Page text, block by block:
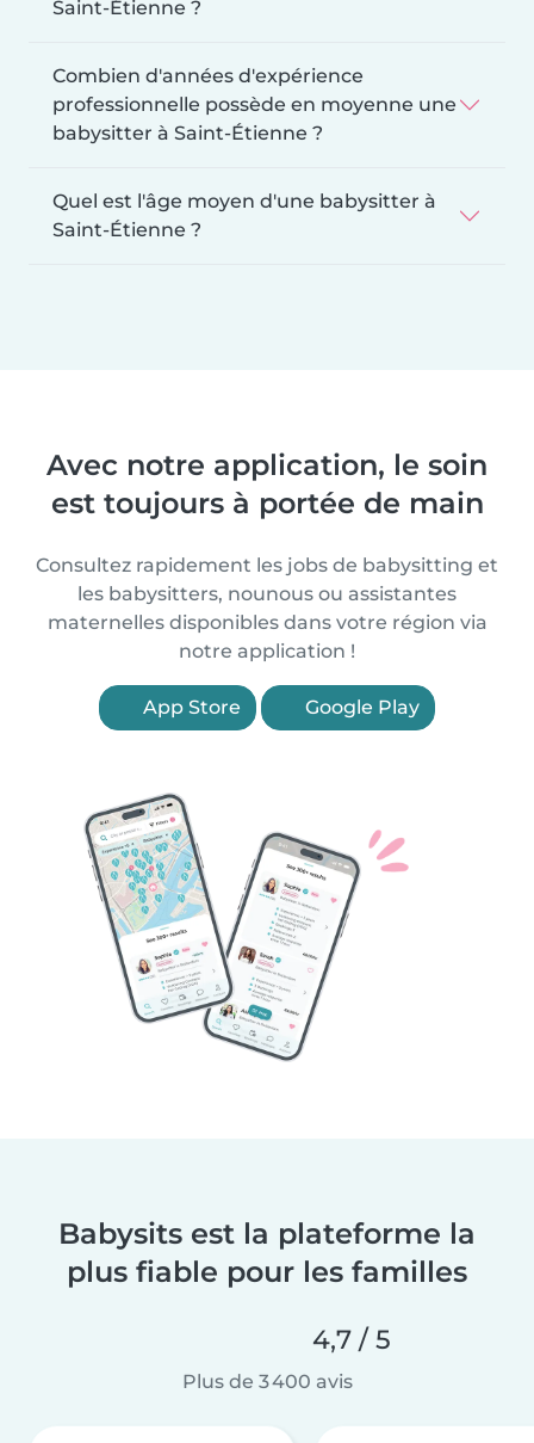
Saint-Étienne ?
Combien d'années d'expérience
professionnelle possède en moyenne une
babysitter à Saint-Étienne ?
Quel est l'âge moyen d'une babysitter à
Saint-Étienne ?
Avec notre application, le soin
est toujours à portée de main
Consultez rapidement les jobs de babysitting et
les babysitters, nounous ou assistantes
maternelles disponibles dans votre région via
notre application !
App Store Google Play
Babysits est la plateforme la
plus fiable pour les familles
4,7 / 5
Plus de 3 400 avis